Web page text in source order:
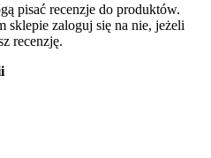
pisać recenzje do produktów.
sklepie zaloguj się na nie, jeżeli
recenzję.